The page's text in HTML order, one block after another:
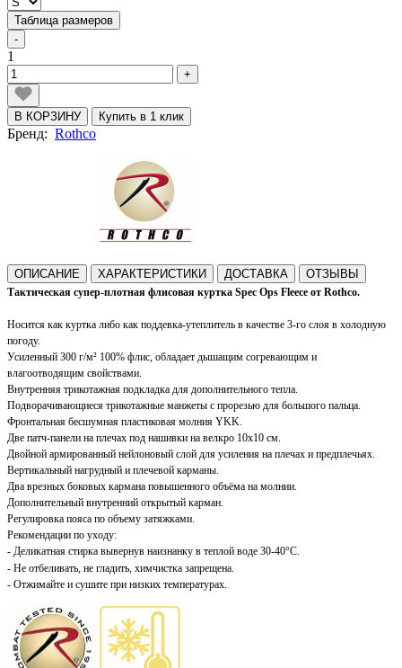
Таблица размеров
-
1
+
В КОРЗИНУ Купить в 1 клик
Бренд: Rothco
ОПИСАНИЕ ХАРАКТЕРИСТИКИ ДОСТАВКА ОТЗЫВЫ
Тактическая супер-плотная флисовая куртка Spec Ops Fleece от Rothco.
Носится как куртка либо как поддевка-утеплитель в качестве 3-го слоя в холодную
погоду.
Усиленный 300 г/м² 100% флис, обладает дышащим согревающим и
влагоотводящим свойствами.
Внутренняя трикотажная подкладка для дополнительного тепла.
Подворачивающиеся трикотажные манжеты с прорезью для большого пальца.
Фронтальная бесшумная пластиковая молния YKK.
Две патч-панели на плечах под нашивки на велкро 10х10 см.
Двойной армированный нейлоновый слой для усиления на плечах и предплечьях.
Вертикальный нагрудный и плечевой карманы.
Два врезных боковых кармана повышенного объёма на молнии.
Дополнительный внутренний открытый карман.
Регулировка пояса по объему затяжками.
Рекомендации по уходу:
- Деликатная стирка вывернув наизнанку в теплой воде 30-40°C.
- Не отбеливать, не гладить, химчистка запрещена.
- Отжимайте и сушите при низких температурах.